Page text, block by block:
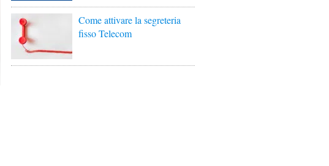
Come attivare la segreteria
fisso Telecom